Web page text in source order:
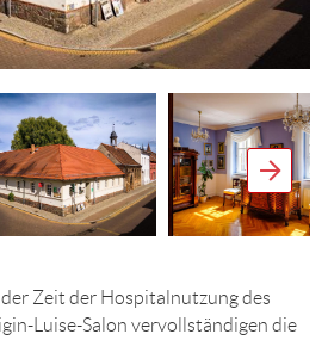
der Zeit der Hospitalnutzung des
Luise-Salon vervollständigen die